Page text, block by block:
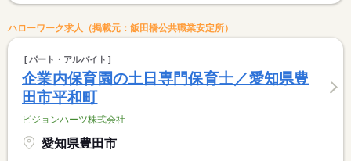
ハローワーク求人（掲載元：飯田橋公共職業安定所）
パート・アルバイト
企業内保育園の土日専門保育士／愛知県豊
田市平和町
ピジョンハーツ株式会社
愛知県豊田市